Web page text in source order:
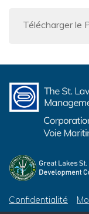
Télécharger le
Confidentialité